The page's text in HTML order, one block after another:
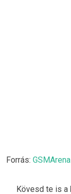
Forrás: GSMArena
Kövesd te is a